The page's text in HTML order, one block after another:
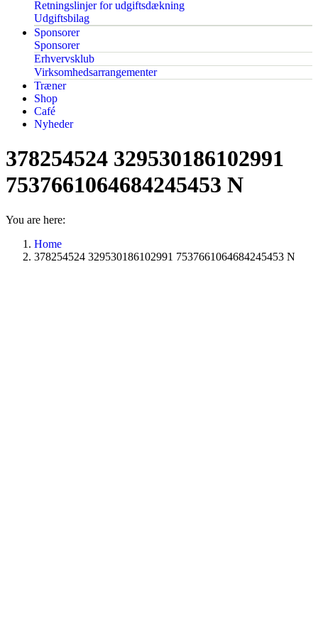
Retningslinjer for udgiftsdækning
Udgiftsbilag
Sponsorer
Sponsorer
Erhvervsklub
Virksomhedsarrangementer
Træner
Shop
Café
Nyheder
378254524 329530186102991
7537661064684245453 N
You are here:
Home
378254524 329530186102991 7537661064684245453 N